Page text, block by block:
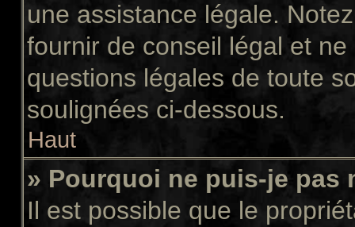
une assistance légale.
fournir de conseil légal et
questions légales de toute
soulignées ci-dessous.
Haut
» Pourquoi ne puis-je pas
Il est possible que le